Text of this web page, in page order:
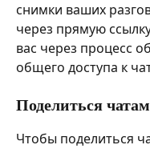
снимки ваших
через прямую
вас через процесс
общего доступа к
Поделиться
Чтобы поделиться